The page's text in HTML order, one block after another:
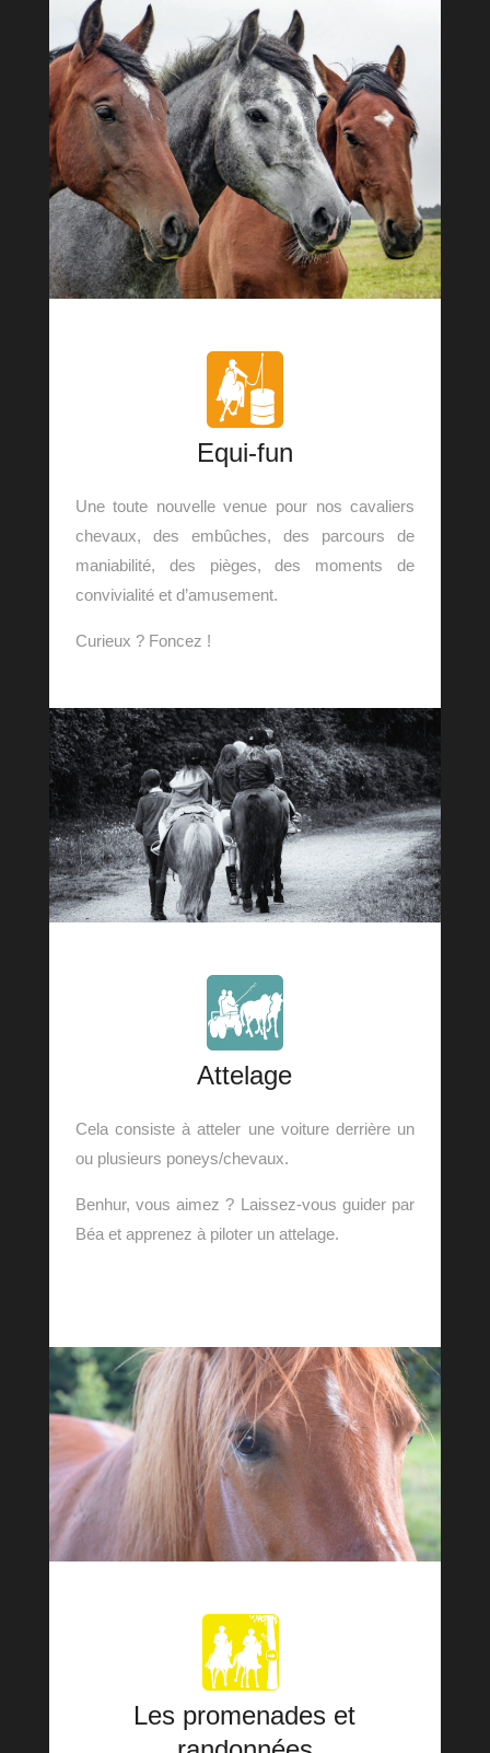
Equi-fun
Une toute nouvelle venue pour nos cavaliers
chevaux, des embûches, des parcours de
maniabilité, des pièges, des moments de
convivialité et d’amusement.
Curieux ? Foncez !
Attelage
Cela consiste à atteler une voiture derrière un
ou plusieurs poneys/chevaux.
Benhur, vous aimez ? Laissez-vous guider par
Béa et apprenez à piloter un attelage.
Les promenades et